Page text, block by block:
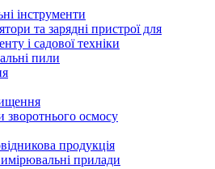
інструменти
та зарядні пристрої для
і садової техніки
пили
зворотнього осмосу
продукція
прилади